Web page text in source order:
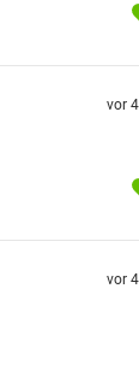
vor
vor